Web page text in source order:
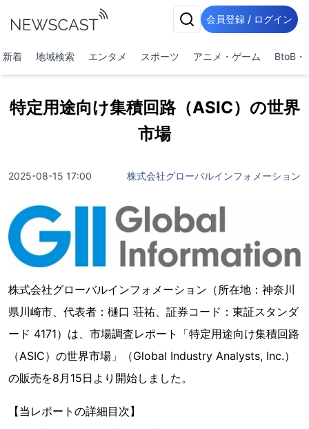
会員登録 / ログイン
新着 地域検索 エンタメ スポーツ アニメ・ゲーム BtoB・
特定用途向け集積回路（ASIC）の世界
市場
2025-08-15 17:00 株式会社グローバルインフォメーション
株式会社グローバルインフォメーション（所在地：神奈川
県川崎市、代表者：樋口 荘祐、証券コード：東証スタンダ
ード 4171）は、市場調査レポート「特定用途向け集積回路
（ASIC）の世界市場」（Global Industry Analysts, Inc.）
の販売を8月15日より開始しました。
【当レポートの詳細目次】